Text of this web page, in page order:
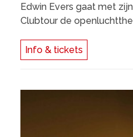
Edwin Evers gaat met
Clubtour de
Info & tickets